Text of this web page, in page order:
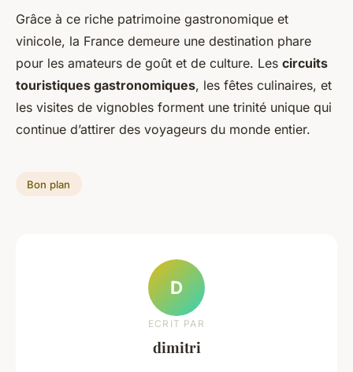
Grâce à ce riche patrimoine gastronomique et
vinicole, la France demeure une destination phare
pour les amateurs de goût et de culture. Les circuits
touristiques gastronomiques, les fêtes culinaires, et
les visites de vignobles forment une trinité unique qui
continue d’attirer des voyageurs du monde entier.
Bon plan
D
ECRIT PAR
dimitri